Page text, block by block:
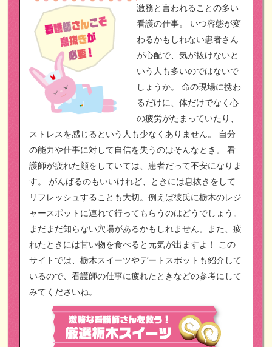
激務と言われることの多い
看護の仕事。
いつ容態が変
わるかもしれない患者さん
が心配で、気が抜けないと
いう人も多いのではないで
しょうか。
命の現場に携わ
るだけに、体だけでなく心
の疲労がたまっていたり、
ストレスを感じるという人も少なくありません。
自分
の能力や仕事に対して自信を失うのはそんなとき。
看
護師が疲れた顔をしていては、患者だって不安になりま
す。
がんばるのもいいけれど、ときには息抜きをして
リフレッシュすることも大切。例えば彼氏に栃木のレジ
ャースポットに連れて行ってもらうのはどうでしょう。
まだまだ知らない穴場があるかもしれません。また、疲
れたときには甘い物を食べると元気が出ますよ！
この
サイトでは、栃木スイーツやデートスポットも紹介して
いるので、看護師の仕事に疲れたときなどの参考にして
みてくださいね。